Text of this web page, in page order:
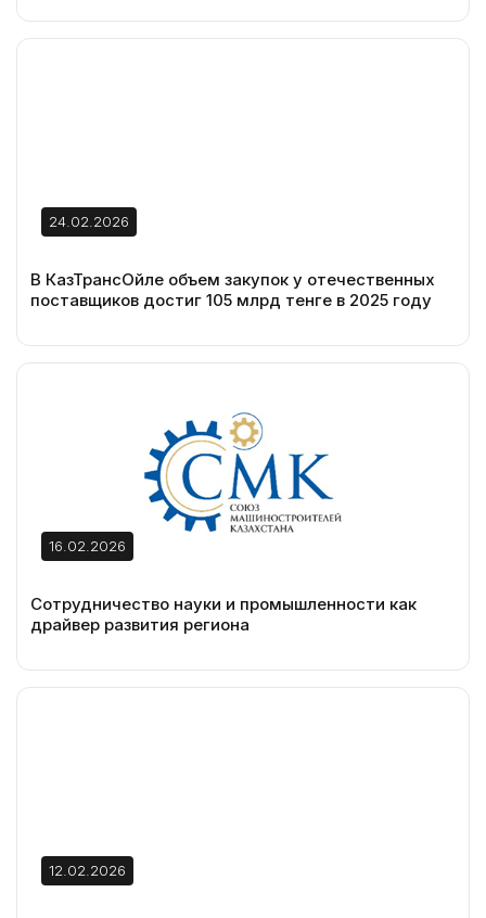
24.02.2026
В КазТрансОйле объем закупок у отечественных
поставщиков достиг 105 млрд тенге в 2025 году
16.02.2026
Сотрудничество науки и промышленности как
драйвер развития региона
12.02.2026